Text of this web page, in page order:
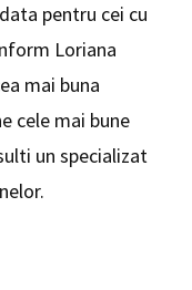
pentru cei cu
Loriana
mai buna
cele mai bune
un specializat